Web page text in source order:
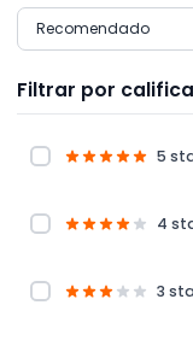
Filtrar por
5
4
3